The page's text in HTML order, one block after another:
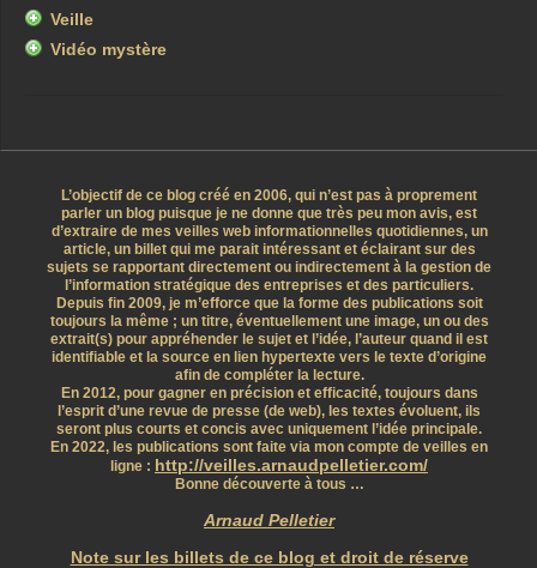
Veille
Vidéo mystère
L’objectif de ce blog créé en 2006, qui n’est pas à proprement
parler un blog puisque je ne donne que très peu mon avis, est
d’extraire de mes veilles web informationnelles quotidiennes, un
article, un billet qui me parait intéressant et éclairant sur des
sujets se rapportant directement ou indirectement à la gestion de
l’information stratégique des entreprises et des particuliers.
Depuis fin 2009, je m’efforce que la forme des publications soit
toujours la même ; un titre, éventuellement une image, un ou des
extrait(s) pour appréhender le sujet et l’idée, l’auteur quand il est
identifiable et la source en lien hypertexte vers le texte d’origine
afin de compléter la lecture.
En 2012, pour gagner en précision et efficacité, toujours dans
l’esprit d’une revue de presse (de web), les textes évoluent, ils
seront plus courts et concis avec uniquement l’idée principale.
En 2022, les publications sont faite via mon compte de veilles en
ligne : http://veilles.arnaudpelletier.com/
Bonne découverte à tous …
Arnaud Pelletier
Note sur les billets de ce blog et droit de réserve